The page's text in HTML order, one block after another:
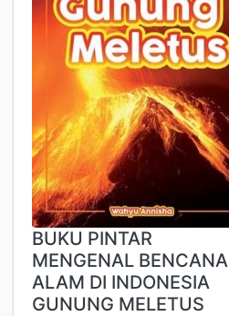
BUKU PINTAR
MENGENAL BENCANA
ALAM DI INDONESIA
GUNUNG MELETUS